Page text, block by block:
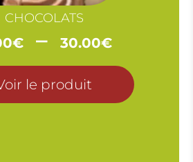
CHOCOLATS
€ – 30.00€Plage
prix :
15.00€
à
le produit